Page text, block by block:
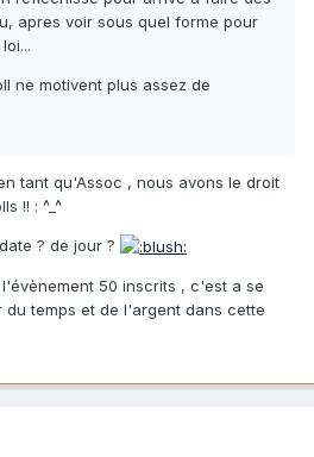
apres voir sous quel forme pour
ne motivent plus assez de
tant qu'Assoc , nous avons le droit
!! : ^_^
? de jour ?
50 inscrits , c'est a se
temps et de l'argent dans cette